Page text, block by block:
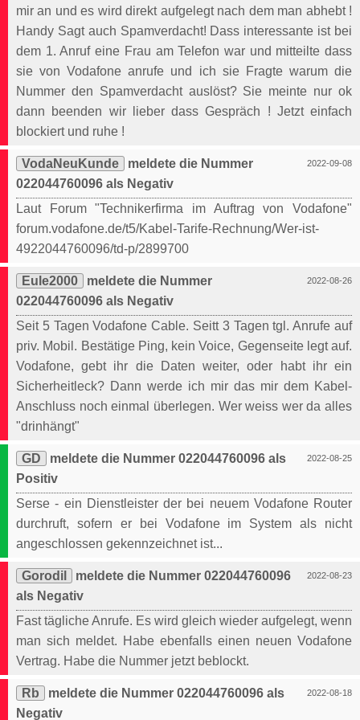
mir an und es wird direkt aufgelegt nach dem man abhebt !
Handy Sagt auch Spamverdacht! Dass interessante ist bei
dem 1. Anruf eine Frau am Telefon war und mitteilte dass
sie von Vodafone anrufe und ich sie Fragte warum die
Nummer den Spamverdacht auslöst? Sie meinte nur ok
dann beenden wir lieber dass Gespräch ! Jetzt einfach
blockiert und ruhe !
2022-09-08
VodaNeuKunde
meldete die Nummer
022044760096 als Negativ
Laut Forum "Technikerfirma im Auftrag von Vodafone"
forum.vodafone.de/t5/Kabel-Tarife-Rechnung/Wer-ist-
4922044760096/td-p/2899700
2022-08-26
Eule2000
meldete die Nummer
022044760096 als Negativ
Seit 5 Tagen Vodafone Cable. Seitt 3 Tagen tgl. Anrufe auf
priv. Mobil. Bestätige Ping, kein Voice, Gegenseite legt auf.
Vodafone, gebt ihr die Daten weiter, oder habt ihr ein
Sicherheitleck? Dann werde ich mir das mir dem Kabel-
Anschluss noch einmal überlegen. Wer weiss wer da alles
"drinhängt"
2022-08-25
GD
meldete die Nummer 022044760096 als
Positiv
Serse - ein Dienstleister der bei neuem Vodafone Router
durchruft, sofern er bei Vodafone im System als nicht
angeschlossen gekennzeichnet ist...
2022-08-23
Gorodil
meldete die Nummer 022044760096
als Negativ
Fast tägliche Anrufe. Es wird gleich wieder aufgelegt, wenn
man sich meldet. Habe ebenfalls einen neuen Vodafone
Vertrag. Habe die Nummer jetzt beblockt.
2022-08-18
Rb
meldete die Nummer 022044760096 als
Negativ